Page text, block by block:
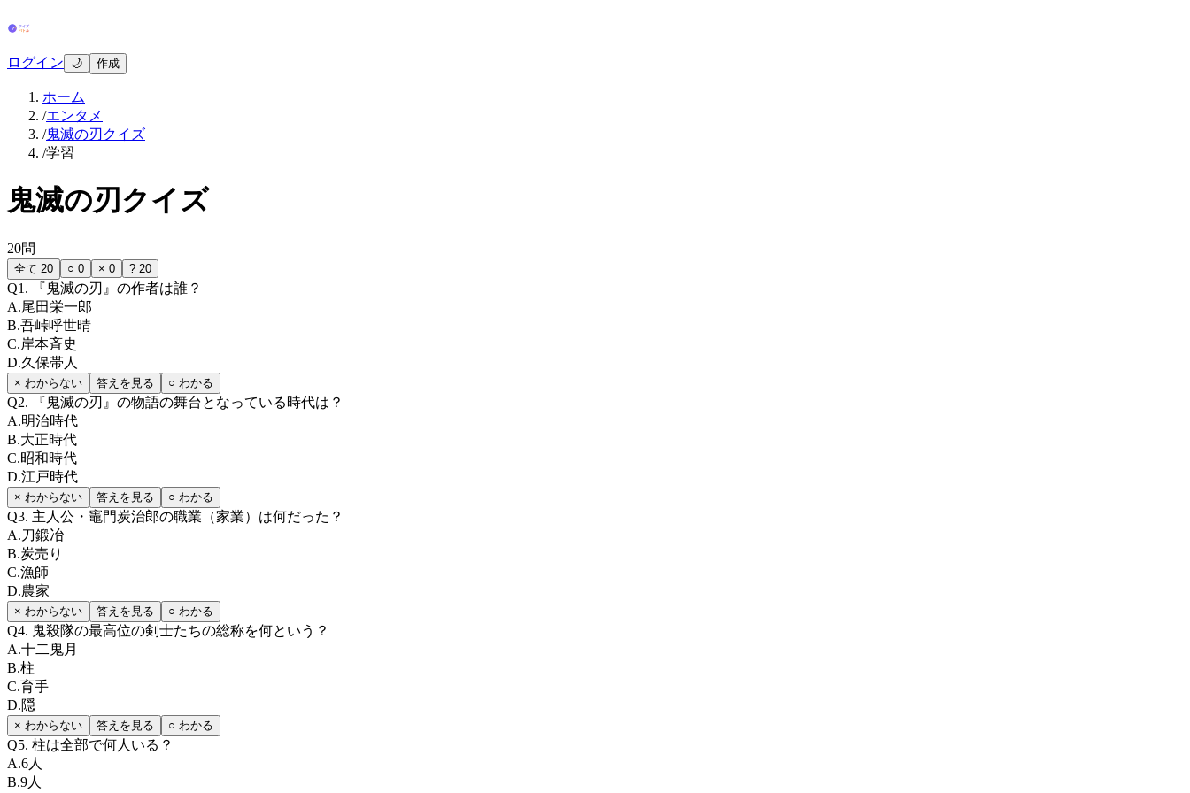
ログイン 🌙 作成
ホーム
/エンタメ
/鬼滅の刃クイズ
/学習
鬼滅の刃クイズ
20問
全て 20 ○ 0 × 0 ? 20
Q1 .
『鬼滅の刃』の作者は誰？
A.尾田栄一郎
B.吾峠呼世晴
C.岸本斉史
D.久保帯人
× わからない 答えを見る ○ わかる
Q2.
『鬼滅の刃』の物語の舞台となっている時代は？
A.明治時代
B.大正時代
C.昭和時代
D.江戸時代
× わからない 答えを見る ○ わかる
Q3. 主人公・竈門炭治郎の職業（家業）は何だった？
A.刀鍛冶
B.炭売り
C.漁師
D.農家
× わからない 答えを見る ○ わかる
Q4. 鬼殺隊の最高位の剣士たちの総称を何という？
A.十二鬼月
B.柱
C.育手
D.隠
× わからない 答えを見る ○ わかる
Q5. 柱は全部で何人いる？
A.6人
B.9人